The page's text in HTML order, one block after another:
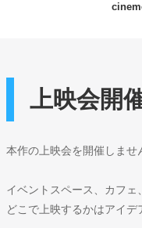
上映会開
本作の上映会を開催しませ
イベントスペース、カフ
どこで上映するかはアイデ